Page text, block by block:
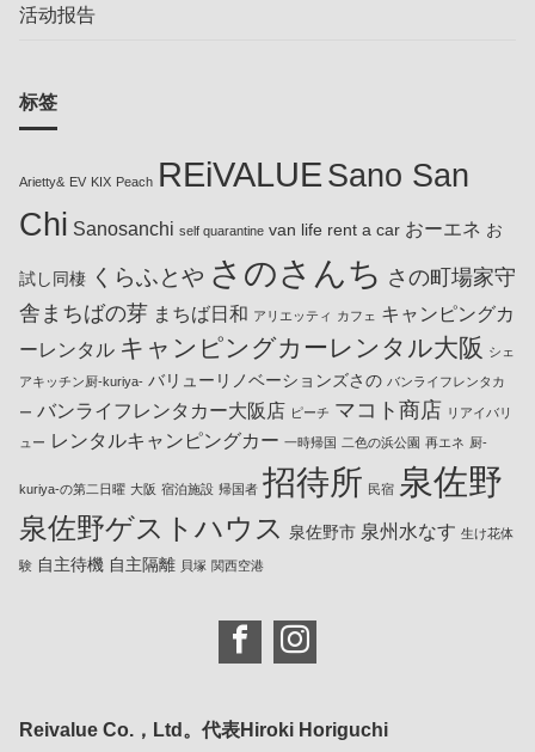
活动报告
标签
Arietty& EV KIX Peach REiVALUE Sano San
Chi Sanosanchi self quarantine van life rent a car おーエネ お
試し同棲 くらふとや さのさんち さの町場家守
舎まちばの芽 まちば日和 アリエッティ カフェ キャンピングカ
ーレンタル キャンピングカーレンタル大阪 シェ
アキッチン厨-kuriya- バリューリノベーションズさの バンライフレンタカ
ー バンライフレンタカー大阪店 ピーチ マコト商店 リアイバリ
ュー レンタルキャンピングカー 一時帰国 二色の浜公園 再エネ 厨-
kuriya-の第二日曜 大阪 宿泊施設 帰国者 招待所 民宿 泉佐野
泉佐野ゲストハウス 泉佐野市 泉州水なす 生け花体
験 自主待機 自主隔離 貝塚 関西空港
Reivalue Co.，Ltd。代表Hiroki Horiguchi